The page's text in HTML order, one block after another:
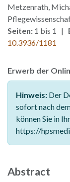
Metzenrath,
Seiten: 1 bis 1 |
10.3936/1181
Erwerb der
Hinweis: Der
sofort nach
können Sie in
https://
Abstract